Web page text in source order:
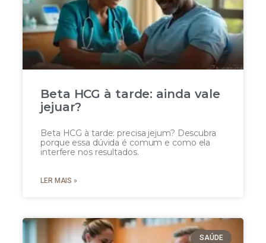
Beta HCG à tarde: ainda vale
jejuar?
Beta HCG à tarde: precisa jejum? Descubra
porque essa dúvida é comum e como ela
interfere nos resultados.
LER MAIS »
SAÚDE